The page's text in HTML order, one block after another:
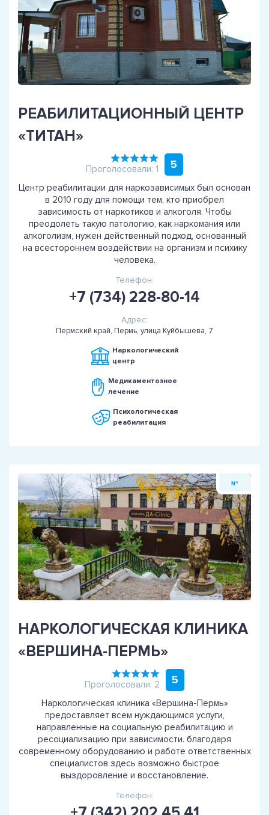
РЕАБИЛИТАЦИОННЫЙ ЦЕНТР
«ТИТАН»
Проголосовали: 1 5
Центр реабилитации для наркозависимых был основан
в 2010 году для помощи тем, кто приобрел
зависимость от наркотиков и алкоголя. Чтобы
преодолеть такую патологию, как наркомания или
алкоголизм, нужен действенный подход, основанный
на всестороннем воздействии на организм и психику
человека.
Телефон:
+7 (734) 228-80-14
Адрес:
Пермский край, Пермь, улица Куйбышева, 7
Наркологический
центр
Медикаментозное
лечение
Психологическая
реабилитация
№
НАРКОЛОГИЧЕСКАЯ КЛИНИКА
«ВЕРШИНА-ПЕРМЬ»
Проголосовали: 2 5
Наркологическая клиника «Вершина-Пермь»
предоставляет всем нуждающимся услуги,
направленные на социальную реабилитацию и
ресоциализацию при зависимости. благодаря
современному оборудованию и работе ответственных
специалистов здесь возможно быстрое
выздоровление и восстановление.
Телефон: